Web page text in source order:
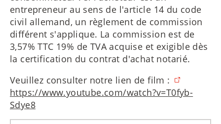
entrepreneur au sens de l'article 14 du code
civil allemand, un règlement de commission
différent s'applique. La commission est de
3,57% TTC 19% de TVA acquise et exigible dès
la certification du contrat d'achat notarié.
Veuillez consulter notre lien de film :
https://www.youtube.com/watch?v=T0fyb-
Sdye8